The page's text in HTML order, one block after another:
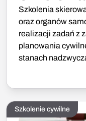
Szkolenia
oraz organów
realizacji zadań z
planowania
stanach
Szkolenie cywilne